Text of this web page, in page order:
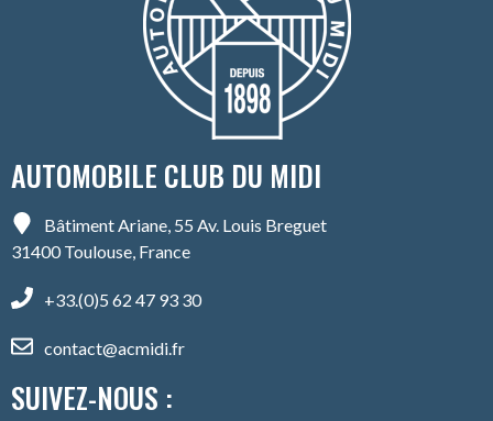
AUTOMOBILE CLUB DU MIDI
Bâtiment Ariane, 55 Av. Louis Breguet
31400 Toulouse, France
+33.(0)5 62 47 93 30
contact@acmidi.fr
SUIVEZ-NOUS :